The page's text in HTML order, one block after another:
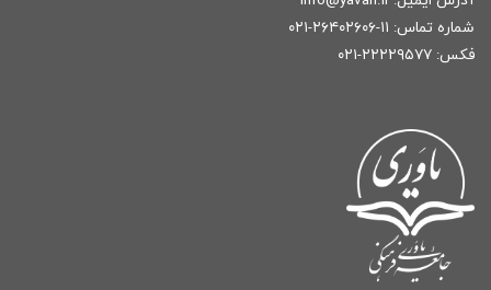
شماره تماس: ۱۱-۲۶۴۰۲۶۰۶-۰۲۱
فکس: ۲۲۲۲۹۵۷۷-۰۲۱